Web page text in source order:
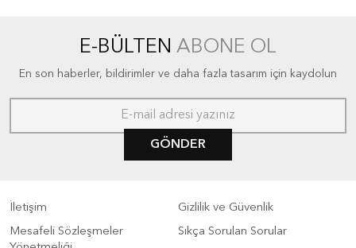
E-BÜLTEN ABONE OL
En son haberler, bildirimler ve daha fazla tasarım için kaydolun
GÖNDER
İletişim
Gizlilik ve Güvenlik
Mesafeli Sözleşmeler
Sıkça Sorulan Sorular